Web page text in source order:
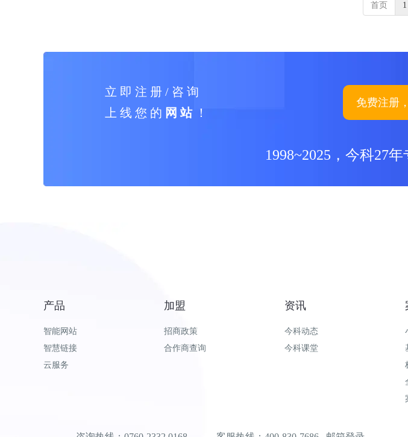
首页 1
1998~2025，今科27
立 即 注 册 / 咨 询
上 线 您 的 网 站！
免费注册
产品
智能网站
智慧链接
云服务
加盟
招商政策
合作商查询
资讯
今科动态
今科课堂